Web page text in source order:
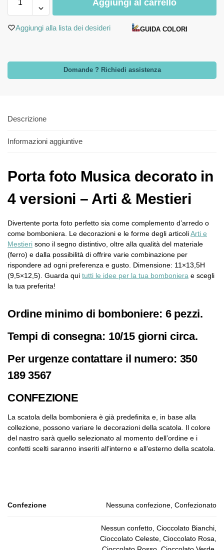
Aggiungi al carrello
Aggiungi alla lista dei desideri GUIDA COLORI
Domande ? Richiedi assistenza
Descrizione
Informazioni aggiuntive
Porta foto Musica decorato in
4 versioni – Arti & Mestieri
Divertente porta foto perfetto sia come complemento d’arredo o
come bomboniera. Le decorazioni e le forme degli articoliArti e
Mestieri sono il segno distintivo, oltre alla qualità del materiale
(ferro) e dalla possibilità di offrire varie combinazione per
rispondere ad ogni preferenza e gusto. Dimensione: 11×13,5H
(9,5×12,5). Guarda qui tutti le idee per la tua bomboniera e scegli
la tua preferita!
Ordine minimo di bomboniere: 6 pezzi.
Tempi di consegna: 10/15 giorni circa.
Per urgenze contattare il numero: 350
189 3567
CONFEZIONE
La scatola della bomboniera è già predefinita e, in base alla
collezione, possono variare le decorazioni della scatola. Il colore
del nastro sarà quello selezionato al momento dell’ordine e i
confetti scelti saranno inseriti all’interno e all’esterno della scatola.
Confezione Nessuna confezione, Confezionato
Nessun confetto, Cioccolato Bianchi,
Cioccolato Celeste, Cioccolato Rosa,